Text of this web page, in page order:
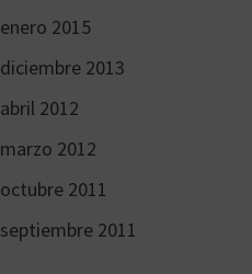
enero 2015
diciembre 2013
abril 2012
marzo 2012
octubre 2011
septiembre 2011